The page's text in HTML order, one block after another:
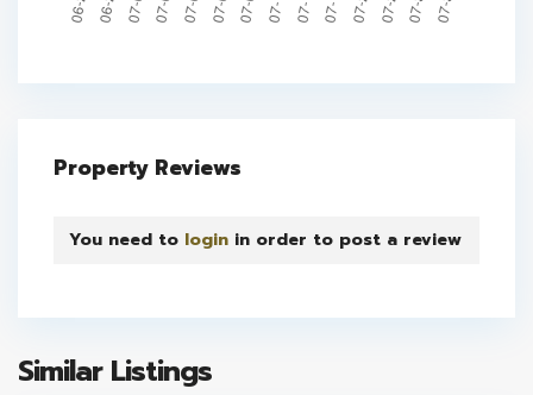
Property Reviews
You need to login in order to post a review
Similar Listings